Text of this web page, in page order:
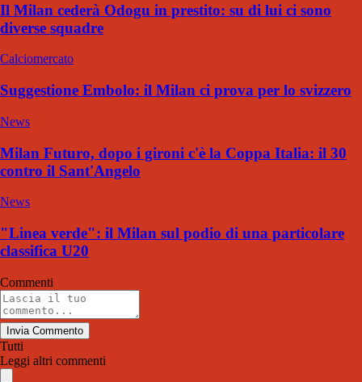
Il Milan cederà Odogu in prestito: su di lui ci sono
diverse squadre
Calciomercato
Suggestione Embolo: il Milan ci prova per lo svizzero
News
Milan Futuro, dopo i gironi c'è la Coppa Italia: il 30
contro il Sant'Angelo
News
"Linea verde": il Milan sul podio di una particolare
classifica U20
Commenti
Invia Commento
Tutti
Leggi altri commenti